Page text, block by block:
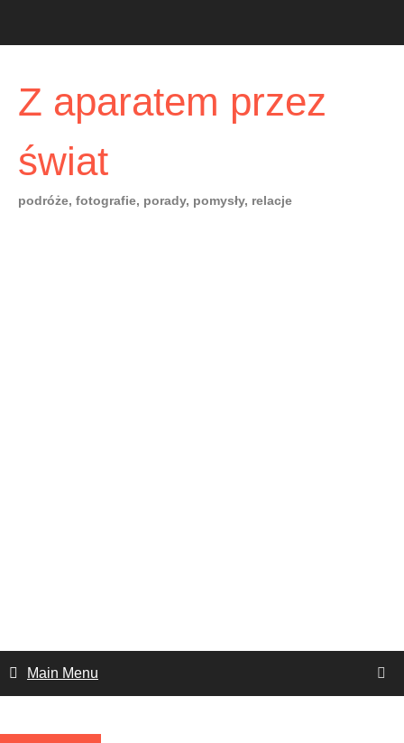
Z aparatem przez
świat
podróże, fotografie, porady, pomysły, relacje
Main Menu